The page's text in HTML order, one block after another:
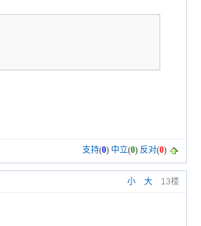
支持(0) 中立(0) 反对(0)
小 大 13楼